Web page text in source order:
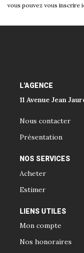
vous pouvez vous inscrire
L'AGENCE
11 Avenue Jean
Nous contacter
Présentation
NOS SERVICES
Acheter
Estimer
LIENS UTILES
Mon compte
Nos honoraires